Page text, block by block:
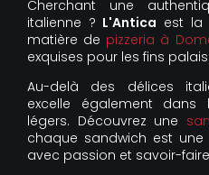
Cherchant une
italienne ? L'Antica est la
matière de pizzeria à
exquises pour les fins palais.
Au-delà des délices
excelle également
légers. Découvrez une
chaque sandwich est
avec passion et savoir-